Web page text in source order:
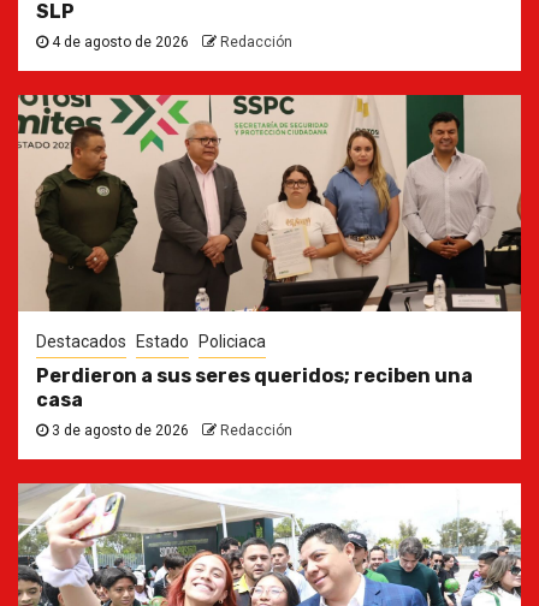
SLP
4 de agosto de 2026 Redacción
Destacados Estado Policiaca
Perdieron a sus seres queridos; reciben una
casa
3 de agosto de 2026 Redacción